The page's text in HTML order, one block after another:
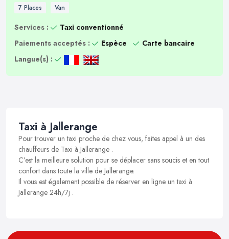
7 Places Van
Services :
Taxi conventionné
Paiements acceptés :
Espèce
Carte bancaire
Langue(s) :
Taxi à Jallerange
Pour trouver un taxi proche de chez vous, faites appel à un des
chauffeurs de Taxi à Jallerange .
C’est la meilleure solution pour se déplacer sans soucis et en tout
confort dans toute la ville de Jallerange.
Il vous est également possible de réserver en ligne un taxi à
Jallerange 24h/7j .